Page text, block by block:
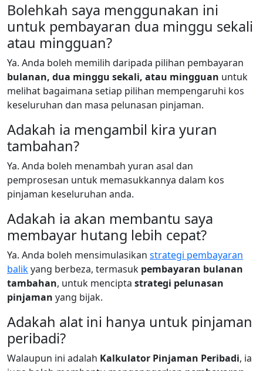
Bolehkah saya menggunakan ini
untuk pembayaran dua minggu sekali
atau mingguan?
Ya. Anda boleh memilih daripada pilihan pembayaran
bulanan, dua minggu sekali, atau mingguan untuk
melihat bagaimana setiap pilihan mempengaruhi kos
keseluruhan dan masa pelunasan pinjaman.
Adakah ia mengambil kira yuran
tambahan?
Ya. Anda boleh menambah yuran asal dan
pemprosesan untuk memasukkannya dalam kos
pinjaman keseluruhan anda.
Adakah ia akan membantu saya
membayar hutang lebih cepat?
Ya. Anda boleh mensimulasikan strategi pembayaran
balikyang berbeza, termasuk pembayaran bulanan
tambahan, untuk mencipta strategi pelunasan
pinjaman yang bijak.
Adakah alat ini hanya untuk pinjaman
peribadi?
Walaupun ini adalah Kalkulator Pinjaman Peribadi, ia